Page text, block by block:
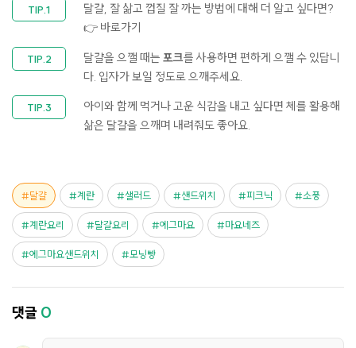
달걀, 잘 삶고 껍질 잘 까는 방법에 대해 더 알고 싶다면?
👉 바로가기
달걀을 으깰 때는 포크를 사용하면 편하게 으깰 수 있답니
다. 입자가 보일 정도로 으깨주세요.
아이와 함께 먹거나 고운 식감을 내고 싶다면 체를 활용해
삶은 달걀을 으깨며 내려줘도 좋아요.
달걀 계란 샐러드 샌드위치 피크닉 소풍
계란요리 달걀요리 에그마요 마요네즈
에그마요샌드위치 모닝빵
댓글 0